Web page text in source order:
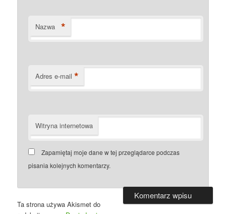
Nazwa *
Adres e-mail *
Witryna internetowa
Zapamiętaj moje dane w tej przeglądarce podczas
pisania kolejnych komentarzy.
Ta strona używa Akismet do